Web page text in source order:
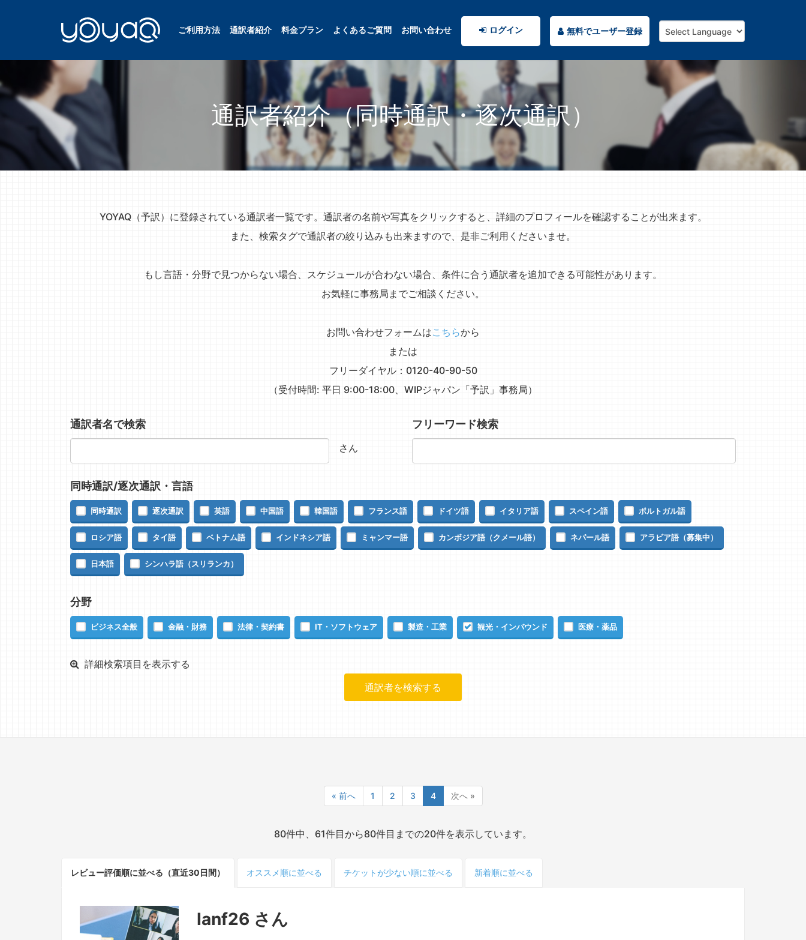
ご利用方法 通訳者紹介 料金プラン よくあるご質問 お問い合わせ ログイン 無料でユーザー登録
通訳者紹介（同時通訳・逐次通訳）
YOYAQ（予訳）に登録されている通訳者一覧です。通訳者の名前や写真をクリックすると、詳細のプロフィールを確認することが出来ます。
また、検索タグで通訳者の絞り込みも出来ますので、是非ご利用くださいませ。
もし言語・分野で見つからない場合、スケジュールが合わない場合、条件に合う通訳者を追加できる可能性があります。
お気軽に事務局までご相談ください。
お問い合わせフォームはこちらから
または
フリーダイヤル：0120-40-90-50
（受付時間: 平日 9:00-18:00、WIPジャパン「予訳」事務局）
通訳者名で検索
さん
フリーワード検索
同時通訳/逐次通訳・言語
同時通訳 逐次通訳 英語 中国語 韓国語 フランス語 ドイツ語 イタリア語 スペイン語 ポルトガル語
ロシア語 タイ語 ベトナム語 インドネシア語 ミャンマー語 カンボジア語（クメール語） ネパール語 アラビア語（募集中）
日本語 シンハラ語（スリランカ）
分野
ビジネス全般 金融・財務 法律・契約書 IT・ソフトウェア 製造・工業 観光・インバウンド 医療・薬品
詳細検索項目を表示する
« 前へ 1 2 3 4 次へ »
80件中、61件目から80件目までの20件を表示しています。
レビュー評価順に並べる（直近30日間） オススメ順に並べる チケットが少ない順に並べる 新着順に並べる
Ianf26 さん